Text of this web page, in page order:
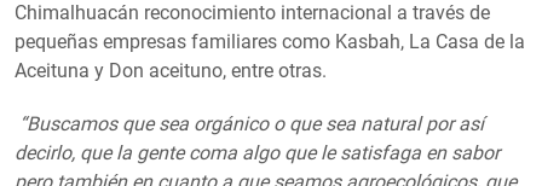
Chimalhuacán reconocimiento internacional a través de
pequeñas empresas familiares como Kasbah, La Casa de la
Aceituna y Don aceituno, entre otras.
“Buscamos que sea orgánico o que sea natural por así
decirlo, que la gente coma algo que le satisfaga en sabor